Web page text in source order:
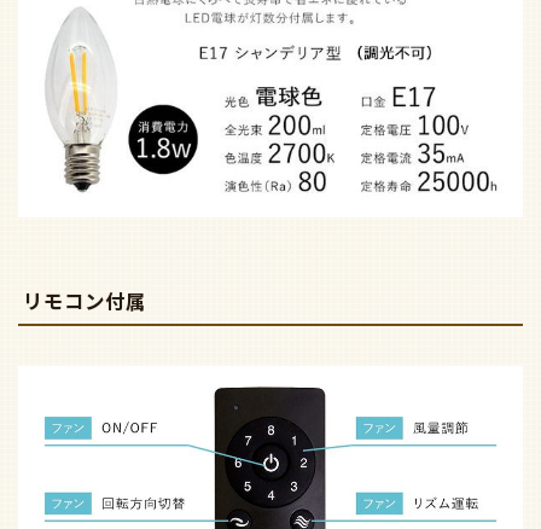
リモコン付属